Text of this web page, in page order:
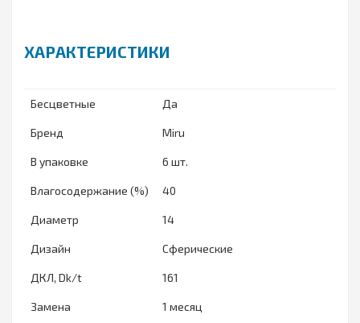
ХАРАКТЕРИСТИКИ
Бесцветные Да
Бренд Miru
В упаковке 6 шт.
Влагосодержание (%) 40
Диаметр 14
Дизайн Сферические
ДКЛ, Dk/t 161
Замена 1 месяц